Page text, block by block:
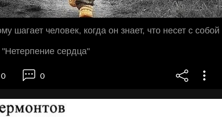
шагает человек, когда он знает, что несет с собой
сердца"
0 0